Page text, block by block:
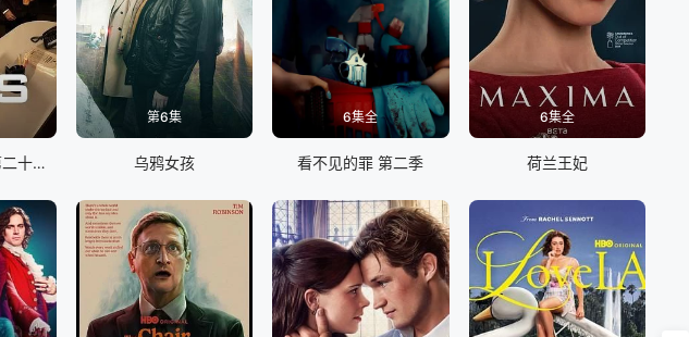
海军罪案调查处第二十三季
第6集
乌鸦女孩
6集全
看不见的罪 第二季
6集全
荷兰王妃